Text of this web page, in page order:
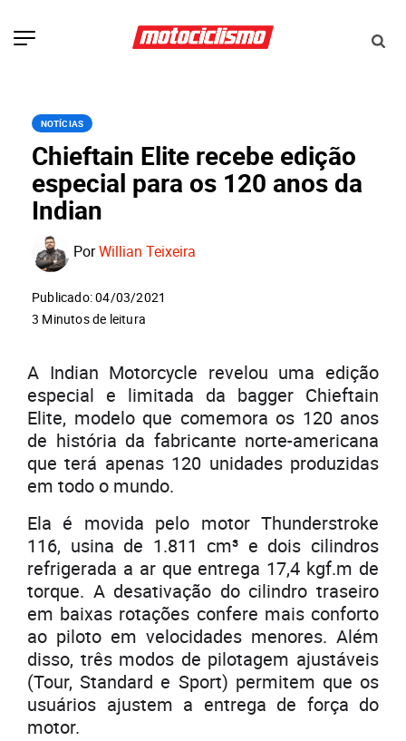
NOTÍCIAS
Chieftain Elite recebe edição
especial para os 120 anos da
Indian
PorWillian Teixeira
Publicado: 04/03/2021
3 Minutos de leitura
A Indian Motorcycle revelou uma edição
especial e limitada da bagger Chieftain
Elite, modelo que comemora os 120 anos
de história da fabricante norte-americana
que terá apenas 120 unidades produzidas
em todo o mundo.
Ela é movida pelo motor Thunderstroke
116, usina de 1.811 cm³ e dois cilindros
refrigerada a ar que entrega 17,4 kgf.m de
torque. A desativação do cilindro traseiro
em baixas rotações confere mais conforto
ao piloto em velocidades menores. Além
disso, três modos de pilotagem ajustáveis
(Tour, Standard e Sport) permitem que os
usuários ajustem a entrega de força do
motor.